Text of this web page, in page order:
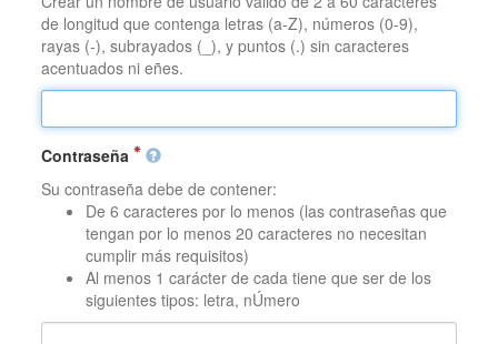
de longitud que contenga letras (a-Z), números (0-9),
rayas (-), subrayados (_), y puntos (.) sin caracteres
acentuados ni eñes.
Contraseña
Su contraseña debe de contener:
De 6 caracteres por lo menos (las contraseñas que
tengan por lo menos 20 caracteres no necesitan
cumplir más requisitos)
Al menos 1 carácter de cada tiene que ser de los
siguientes tipos: letra, nÚmero